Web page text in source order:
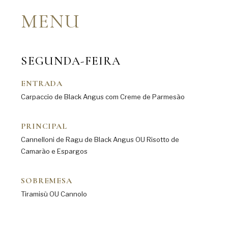
MENU
SEGUNDA-FEIRA
ENTRADA
Carpaccio de Black Angus com Creme de Parmesão
PRINCIPAL
Cannelloni de Ragu de Black Angus OU Risotto de
Camarão e Espargos
SOBREMESA
Tiramisù OU Cannolo